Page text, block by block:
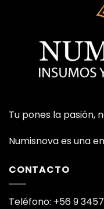
Tu pones la pasión,
Numisnova es una
CONTACTO
Teléfono: +56 9